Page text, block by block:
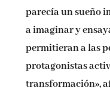
parecía un sueño
a imaginar y
permitieran a las
protagonistas
transformación»,